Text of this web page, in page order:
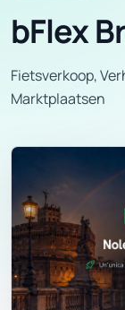
bFlex
Fietsverkoop,
Marktplaatsen